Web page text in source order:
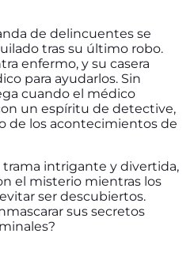
de delincuentes se
tras su último robo.
enfermo, y su casera
para ayudarlos. Sin
cuando el médico
un espíritu de detective,
de los acontecimientos de
trama intrigante y divertida,
el misterio mientras los
ser descubiertos.
sus secretos